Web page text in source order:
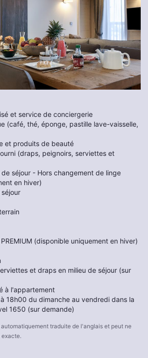
et service de conciergerie
(café, thé, éponge, pastille lave-vaisselle,
et produits de beauté
(draps, peignoirs, serviettes et
séjour - Hors changement de linge
en hiver)
(disponible uniquement en hiver)
et draps en milieu de séjour (sur
à l'appartement
18h00 du dimanche au vendredi dans la
1650 (sur demande)
traduite de l'anglais et peut ne
exacte.